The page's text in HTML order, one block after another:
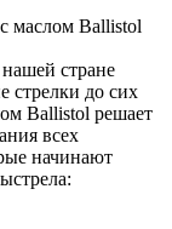
маслом Ballistol
стране
стрелки до сих
Ballistol решает
всех
начинают